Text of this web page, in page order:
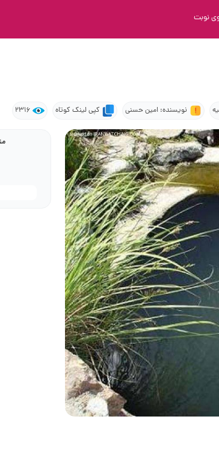
نوبت
نویسنده: امین حسنی کپی لینک کوتاه 2316